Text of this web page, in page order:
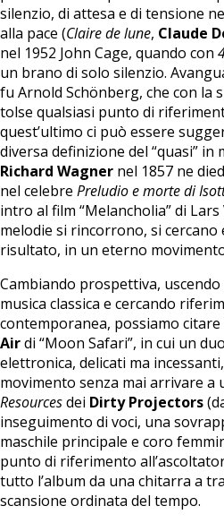
silenzio, di attesa e di tensione
alla pace (Claire de lune, Claude
nel 1952 John Cage, quando con
un brano di solo silenzio.
fu Arnold Schönberg, che con la
tolse qualsiasi punto di
quest’ultimo ci può essere
diversa definizione del “quasi” in
Richard Wagner nel 1857 ne
nel celebre Preludio e morte di
intro al film “Melancholia” di
melodie si rincorrono, si cercano
risultato, in un eterno
Cambiando prospettiva,
musica classica e cercando
contemporanea, possiamo citare
Airdi “Moon Safari”, in cui un
elettronica, delicati ma
movimento senza mai arrivare a
Resourcesdei Dirty Projectors
inseguimento di voci, una
maschile principale e coro
punto di riferimento
tutto l’album da una chitarra a
scansione ordinata del tempo.